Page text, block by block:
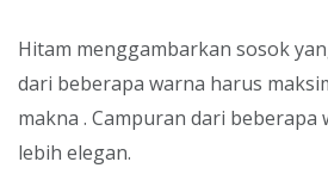
Hitam menggambarkan sosok
dari beberapa warna harus
makna . Campuran dari
lebih elegan.